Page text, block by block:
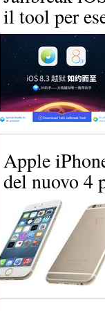
il tool per
Apple
del nuovo 4